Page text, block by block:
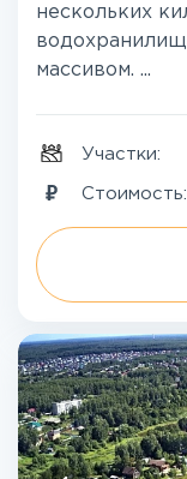
нескольких
массивом. ...
Участки:
Стоимость: